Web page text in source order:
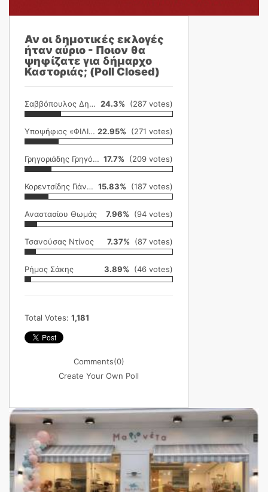
Αν οι δημοτικές εκλογές
ήταν αύριο - Ποιον θα
ψηφίζατε για δήμαρχο
Καστοριάς; (Poll Closed)
Σαββόπουλος Δημήτρης 24.3% (287 votes)
Υποψήφιος «ΦΙΛΙΚΗ ΕΤΑΙΡΕΙΑ» 22.95% (271 votes)
Γρηγοριάδης Γρηγόρης 17.7% (209 votes)
Κορεντσίδης Γιάννης 15.83% (187 votes)
Αναστασίου Θωμάς 7.96% (94 votes)
Τσανούσας Ντίνος 7.37% (87 votes)
Ρήμος Σάκης 3.89% (46 votes)
Total Votes: 1,181
Comments(0)
Create Your Own Poll